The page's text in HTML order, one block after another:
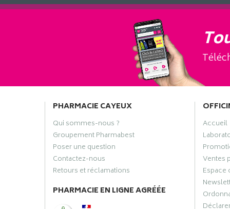
PHARMACIE CAYEUX
Qui sommes-nous ?
Groupement Pharmabest
Poser une question
Contactez-nous
Retours et réclamations
PHARMACIE EN LIGNE AGRÉÉE
Accueil
Ventes
Espace